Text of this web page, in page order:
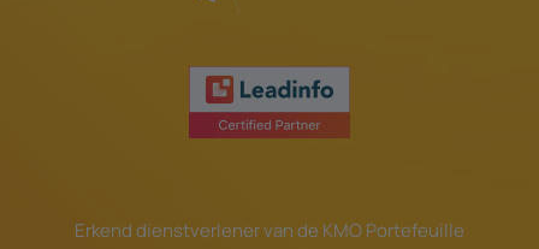
Erkend dienstverlener van de KMO Portefeuille